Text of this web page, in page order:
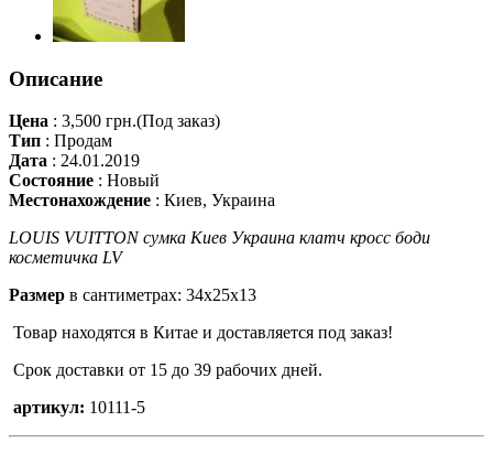
Описание
Цена : 3,500 грн.(Под заказ)
Тип : Продам
Дата : 24.01.2019
Состояние : Новый
Местонахождение : Киев, Украина
LOUIS VUITTON сумка Киев Украина клатч кросс боди
косметичка LV
Размер в сантиметрах: 34х25х13
Товар находятся в Китае и доставляется под заказ!
Срок доставки от 15 до 39 рабочих дней.
артикул: 10111-5